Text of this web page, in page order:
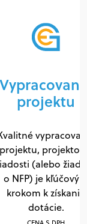
projektu
projektu,
(alebo
o NFP) je
krokom k získaniu
dotácie.